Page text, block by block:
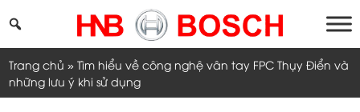
to
Trang chủ » Tìm hiểu về công nghệ vân tay FPC Thụy Điển và
những lưu ý khi sử dụng